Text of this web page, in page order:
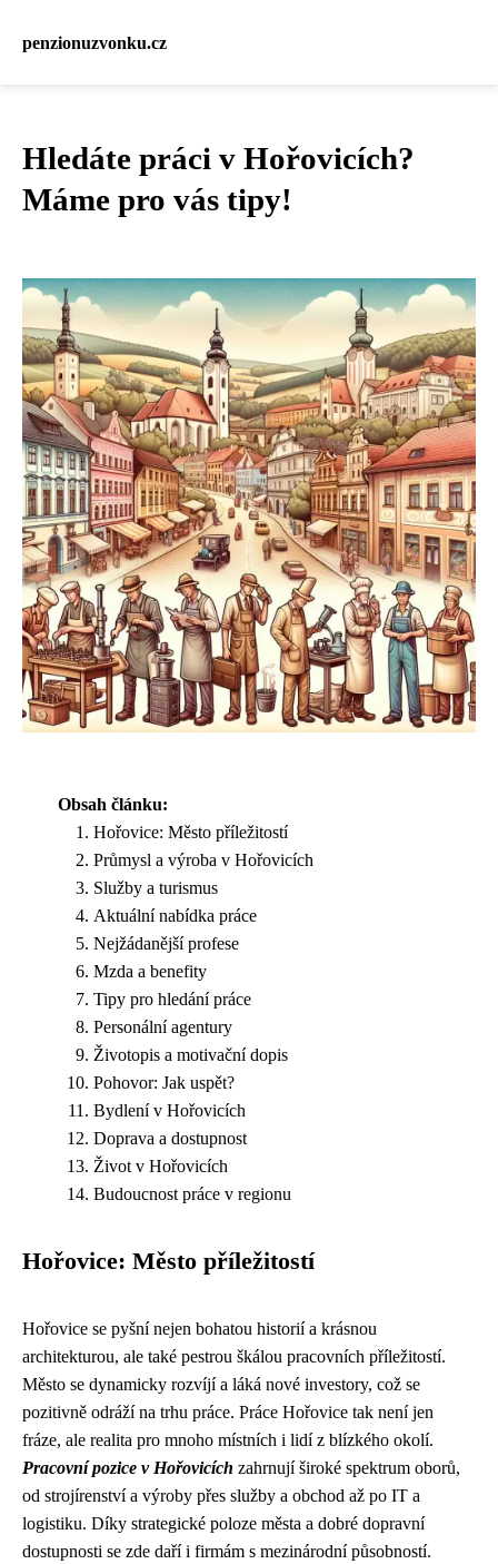
penzionuzvonku.cz
Hledáte práci v Hořovicích?
Máme pro vás tipy!
Obsah článku:
Hořovice: Město příležitostí
Průmysl a výroba v Hořovicích
Služby a turismus
Aktuální nabídka práce
Nejžádanější profese
Mzda a benefity
Tipy pro hledání práce
Personální agentury
Životopis a motivační dopis
Pohovor: Jak uspět?
Bydlení v Hořovicích
Doprava a dostupnost
Život v Hořovicích
Budoucnost práce v regionu
Hořovice: Město příležitostí
Hořovice se pyšní nejen bohatou historií a krásnou
architekturou, ale také pestrou škálou pracovních příležitostí.
Město se dynamicky rozvíjí a láká nové investory, což se
pozitivně odráží na trhu práce. Práce Hořovice tak není jen
fráze, ale realita pro mnoho místních i lidí z blízkého okolí.
Pracovní pozice v Hořovicích zahrnují široké spektrum oborů,
od strojírenství a výroby přes služby a obchod až po IT a
logistiku. Díky strategické poloze města a dobré dopravní
dostupnosti se zde daří i firmám s mezinárodní působností.